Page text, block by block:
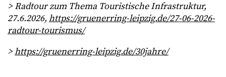
> Radtour zum Thema Touristische Infrastruktur,
27.6.2026, https://gruenerring-leipzig.de/27-06-2026-
radtour-tourismus/
>https://gruenerring-leipzig.de/30jahre/